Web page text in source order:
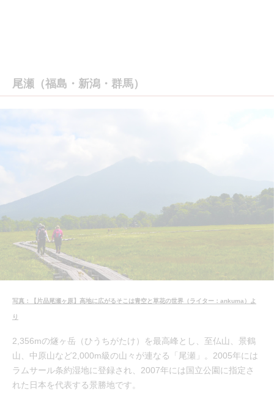
尾瀬（福島・新潟・群馬）
写真：【片品尾瀬ヶ原】高地に広がるそこは青空と草花の世界（ライター：ankuma）よ
り
2,356mの燧ヶ岳（ひうちがたけ）を最高峰とし、至仏山、景鶴
山、中原山など2,000m級の山々が連なる「尾瀬」。2005年には
ラムサール条約湿地に登録され、2007年には国立公園に指定さ
れた日本を代表する景勝地です。